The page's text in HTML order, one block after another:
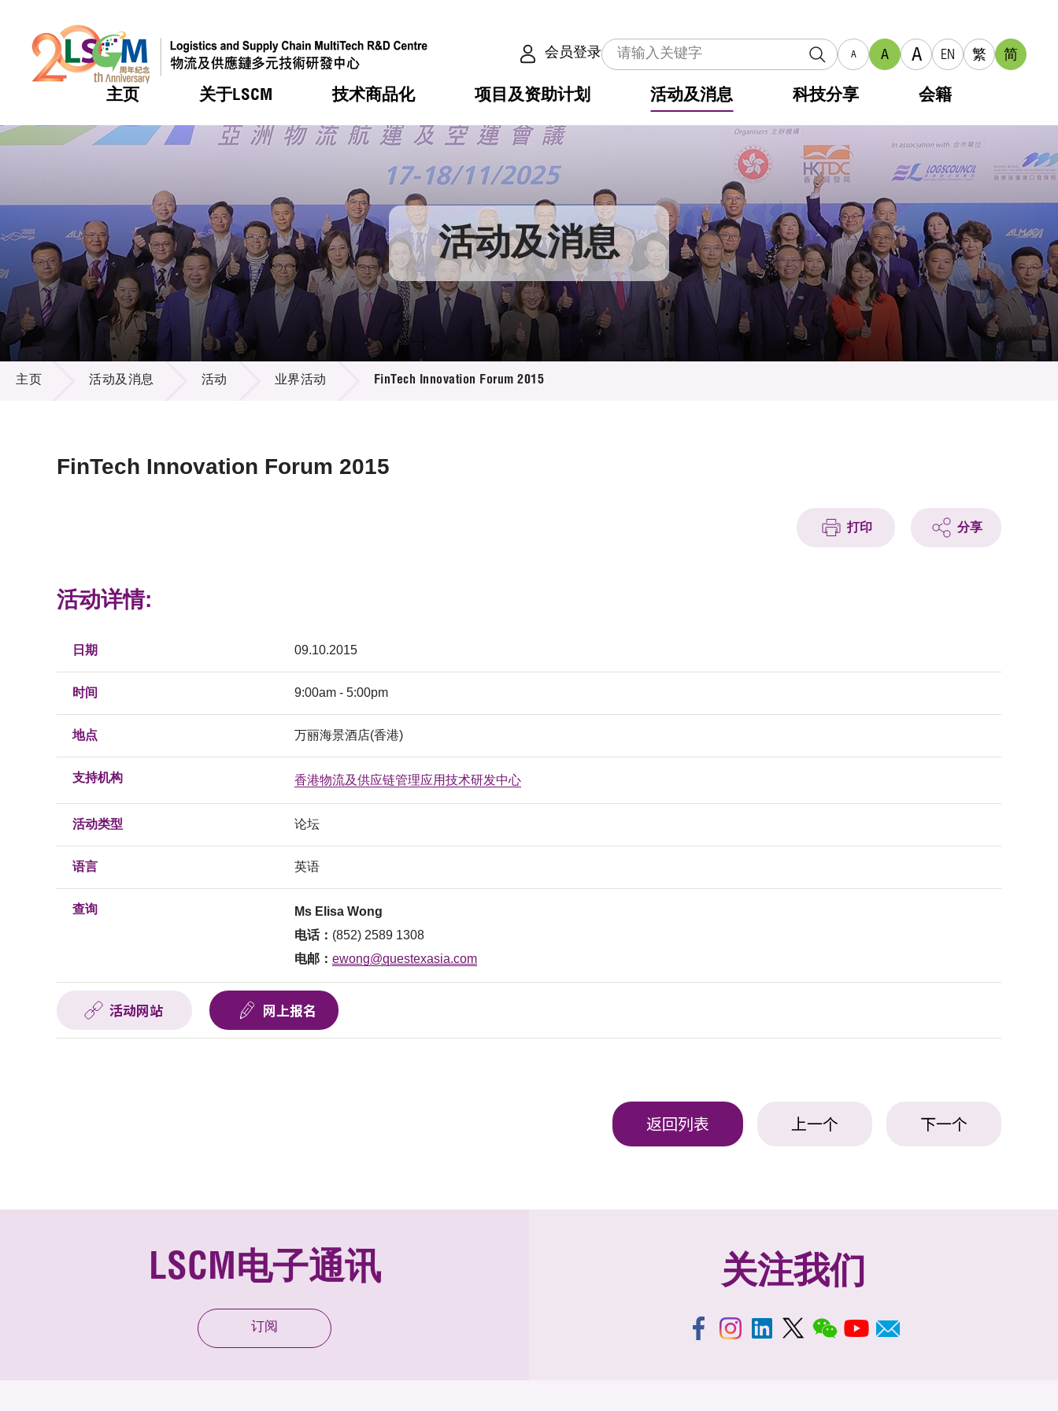
会员登录 A A A EN 繁 简
主页 关于LSCM
热门 机构简介
组织架构
组织架构
董事局
研究顾问
招标通告
技术商品化
热门 服务
可获授权之技术
应用于公共服务之创新技术
重点项目
项目及资助计划
热门 合作计划
资助计划
资助计划
税务优惠
申请
评审
征求研发项目计划书
项目资料库
活动及消息
热门 活动
奖项
新闻中心
媒体报导
新闻稿
资讯中心
多媒体
出版刊物
科技分享 会籍
热门 会籍及服务
会员列表
会员登入 活动及消息
活动及消息
主页 活动及消息 活动 业界活动 FinTech Innovation Forum 2015
FinTech Innovation Forum 2015
打印 分享
活动详情:
日期 09.10.2015
时间 9:00am - 5:00pm
地点 万丽海景酒店(香港)
支持机构 香港物流及供应链管理应用技术研发中心
活动类型 论坛
语言 英语
查询
Ms Elisa Wong
电话： (852) 2589 1308
电邮： ewong@questexasia.com
活动网站 网上报名
返回列表 上一个 下一个
LSCM电子通讯
订阅
关注我们